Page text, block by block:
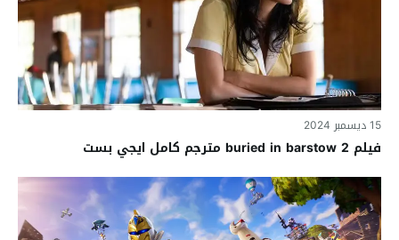
15 ديسمبر 2024
فيلم buried in barstow 2 مترجم كامل ايجي بست